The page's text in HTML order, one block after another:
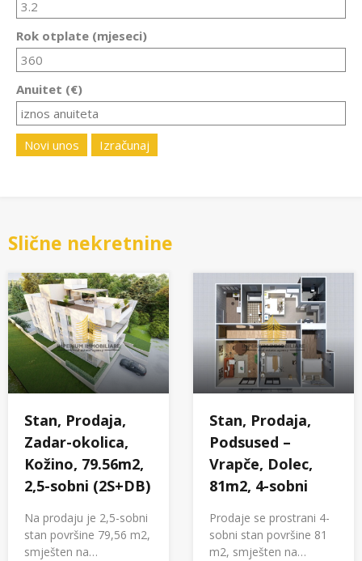
Rok otplate (mjeseci)
Anuitet (€)
Novi unos Izračunaj
Slične nekretnine
Stan, Prodaja,
Zadar-okolica,
Kožino, 79.56m2,
2,5-sobni (2S+DB)
Na prodaju je 2,5-sobni
stan površine 79,56 m2,
smješten na…
Stan, Prodaja,
Podsused –
Vrapče, Dolec,
81m2, 4-sobni
Prodaje se prostrani 4-
sobni stan površine 81
m2, smješten na…